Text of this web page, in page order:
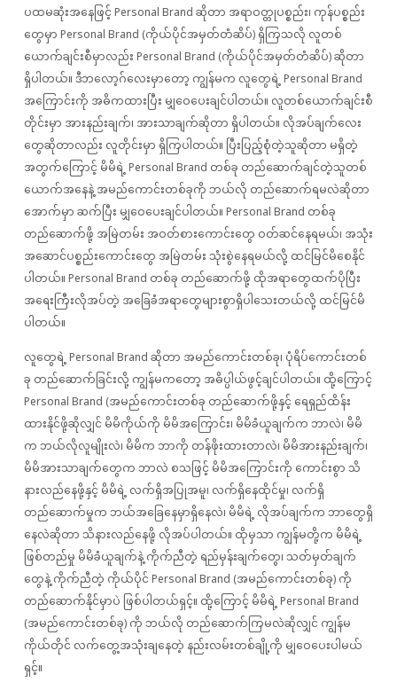
ပထမဆုံးအနေဖြင့် Personal Brand ဆိုတာ အရာဝတ္တုပစ္စည်း၊ ကုန်ပစ္စည်း
တွေမှာ Personal Brand (ကိုယ်ပိုင်အမှတ်တံဆိပ်) ရှိကြသလို လူတစ်
ယောက်ချင်းစီမှာလည်း Personal Brand (ကိုယ်ပိုင်အမှတ်တံဆိပ်) ဆိုတာ
ရှိပါတယ်။ ဒီဘလော့ဂ်လေးမှာတော့ ကျွန်မက လူတွေရဲ့ Personal Brand
အကြောင်းကို အဓိကထားပြီး မျှဝေပေးချင်ပါတယ်။ လူတစ်ယောက်ချင်းစီ
တိုင်းမှာ အားနည်းချက်၊ အားသာချက်ဆိုတာ ရှိပါတယ်။ လိုအပ်ချက်လေး
တွေဆိုတာလည်း လူတိုင်းမှာ ရှိကြပါတယ်။ ပြီးပြည့်စုံတဲ့သူဆိုတာ မရှိတဲ့
အတွက်ကြောင့် မိမိရဲ့ Personal Brand တစ်ခု တည်ဆောက်ချင်တဲ့သူတစ်
ယောက်အနေနဲ့ အမည်ကောင်းတစ်ခုကို ဘယ်လို တည်ဆောက်ရမလဲဆိုတာ
အောက်မှာ ဆက်ပြီး မျှဝေပေးချင်ပါတယ်။ Personal Brand တစ်ခု
တည်‌ဆောက်ဖို့ အမြဲတမ်း အဝတ်စားကောင်းတွေ ဝတ်ဆင်နေရမယ်၊ အသုံး
အ‌ဆောင်ပစ္စည်းကောင်းတွေ အမြဲတမ်း သုံးစွဲနေရမယ်လို့ ထင်မြင်မိစေနိုင်
ပါတယ်။ Personal Brand တစ်ခု တည်‌ဆောက်ဖို့ ထိုအရာတွေထက်ပိုပြီး
အရေးကြီးလိုအပ်တဲ့ အခြေခံအရာတွေများစွာရှိပါသေးတယ်လို့ ထင်မြင်မိ
ပါတယ်။
လူတွေရဲ့ Personal Brand ဆိုတာ အမည်ကောင်းတစ်ခု၊ ပုံရိပ်ကောင်းတစ်
ခု တည်ဆောက်ခြင်းလို့ ကျွန်မကတော့ အဓိပ္ပါယ်ဖွင့်ချင်ပါတယ်။ ထို့ကြောင့်
Personal Brand (အမည်ကောင်းတစ်ခု တည်ဆောက်ဖို့နှင့် ရေရှည်ထိန်း
ထားနိုင်ဖို့ဆိုလျှင် မိမိကိုယ်ကို မိမိအကြောင်း၊ မိမိခံယူချက်က ဘာလဲ၊ မိမိ
က ဘယ်လိုလူမျိုးလဲ၊ မိမိက ဘာကို တန်ဖိုးထားတာလဲ၊ မိမိအားနည်းချက်၊
မိမိအားသာချက်တွေက ဘာလဲ စသဖြင့် မိမိအကြောင်းကို ကောင်းစွာ သိ
နားလည်နေဖို့နှင့် မိမိရဲ့ လက်ရှိအပြုအမူ၊ လက်ရှိနေထိုင်မှု၊ လက်ရှိ
တည်ဆောက်မှုက ဘယ်အခြေနေမှာရှိနေလဲ၊ မိမိရဲ့ လိုအပ်ချက်က ဘာတွေရှိ
နေလဲဆိုတာ သိနားလည်နေဖို့ လိုအပ်ပါတယ်။ ထိုမှသာ ကျွန်မတို့က မိမိရဲ့
ဖြစ်တည်မှု မိမိခံယူချက်နဲ့ ကိုက်ညီတဲ့ ရည်မှန်းချက်တွေ၊ သတ်မှတ်ချက်
တွေနဲ့ ကိုက်ညီတဲ့ ကိုယ်ပိုင် Personal Brand (အမည်ကောင်းတစ်ခု) ကို
တည်ဆောက်နိုင်မှာပဲ ဖြစ်ပါတယ်ရှင့်။ ထို့ကြောင့် မိမိရဲ့ Personal Brand
(အမည်ကောင်းတစ်ခု) ကို ဘယ်လို တည်ဆောက်ကြမလဲဆိုလျှင် ကျွန်မ
ကိုယ်တိုင် လက်တွေ့အသုံးချနေတဲ့ နည်းလမ်းတစ်ချို့ကို မျှဝေပေးပါမယ်
ရှင့်။